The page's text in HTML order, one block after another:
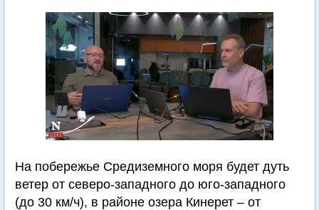
На побережье Средиземного моря будет дуть
ветер от северо-западного до юго-западного
(до 30 км/ч), в районе озера Кинерет – от